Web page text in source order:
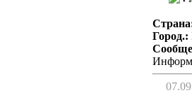
Город.: